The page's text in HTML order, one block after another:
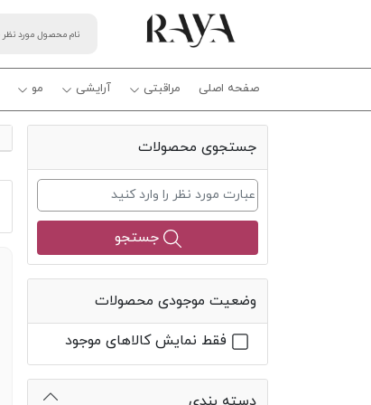
صفحه اصلی مراقبتی آرایشی مو
جستجوی محصولات
جستجو
وضعیت موجودی محصولات
فقط نمایش کالاهای موجود